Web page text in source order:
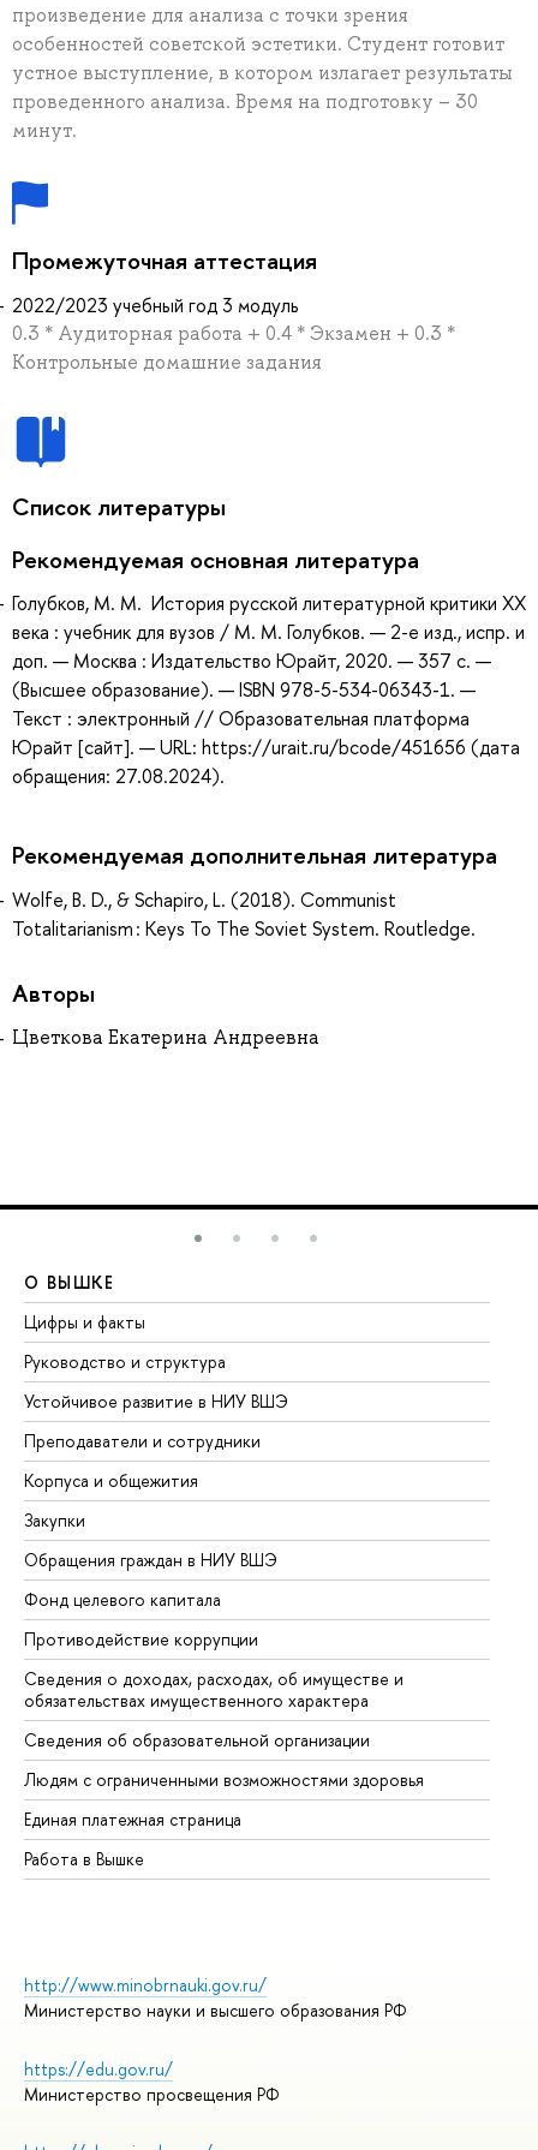
произведение для анализа с точки зрения
особенностей советской эстетики. Студент готовит
устное выступление, в котором излагает результаты
проведенного анализа. Время на подготовку – 30
минут.
Промежуточная аттестация
2022/2023 учебный год 3 модуль
0.3 * Аудиторная работа + 0.4 * Экзамен + 0.3 *
Контрольные домашние задания
Список литературы
Рекомендуемая основная литература
Голубков, М. М. История русской литературной критики ХХ
века : учебник для вузов / М. М. Голубков. — 2-е изд., испр. и
доп. — Москва : Издательство Юрайт, 2020. — 357 с. —
(Высшее образование). — ISBN 978-5-534-06343-1. —
Текст : электронный // Образовательная платформа
Юрайт [сайт]. — URL: https://urait.ru/bcode/451656 (дата
обращения: 27.08.2024).
Рекомендуемая дополнительная литература
Wolfe, B. D., & Schapiro, L. (2018). Communist
Totalitarianism : Keys To The Soviet System. Routledge.
Авторы
Цветкова Екатерина Андреевна
О ВЫШКЕ
Цифры и факты
Руководство и структура
Устойчивое развитие в НИУ ВШЭ
Преподаватели и сотрудники
Корпуса и общежития
Закупки
Обращения граждан в НИУ ВШЭ
Фонд целевого капитала
Противодействие коррупции
Сведения о доходах, расходах, об имуществе и
обязательствах имущественного характера
Сведения об образовательной организации
Людям с ограниченными возможностями здоровья
Единая платежная страница
Работа в Вышке
http://www.minobrnauki.gov.ru/
Министерство науки и высшего образования РФ
https://edu.gov.ru/
Министерство просвещения РФ